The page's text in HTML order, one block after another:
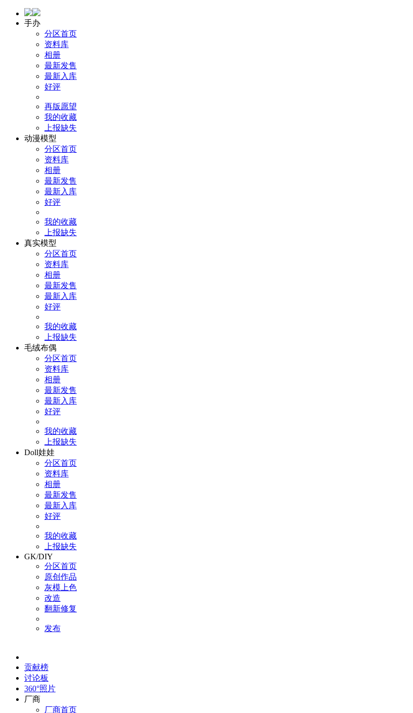
手办
分区首页
资料库
相册
最新发售
最新入库
好评
再版愿望
我的收藏
上报缺失
动漫模型
分区首页
资料库
相册
最新发售
最新入库
好评
我的收藏
上报缺失
真实模型
分区首页
资料库
相册
最新发售
最新入库
好评
我的收藏
上报缺失
毛绒布偶
分区首页
资料库
相册
最新发售
最新入库
好评
我的收藏
上报缺失
Doll娃娃
分区首页
资料库
相册
最新发售
最新入库
好评
我的收藏
上报缺失
GK/DIY
分区首页
原创作品
灰模上色
改造
翻新修复
发布
贡献榜
讨论板
360°照片
厂商
厂商首页